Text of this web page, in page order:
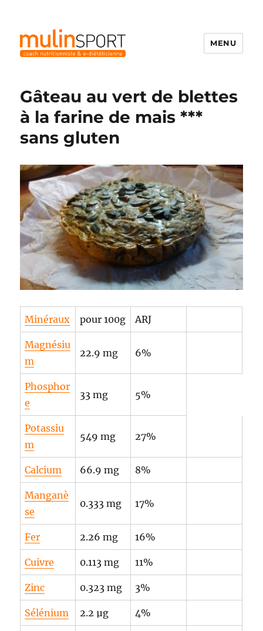
MENU
Gâteau au vert de blettes
à la farine de mais ***
sans gluten
Minéraux pour 100g ARJ
Magnésiu
m
22.9 mg 6%
Phosphor
e
33 mg 5%
Potassiu
m
549 mg 27%
Calcium 66.9 mg 8%
Manganè
se
0.333 mg 17%
Fer 2.26 mg 16%
Cuivre 0.113 mg 11%
Zinc 0.323 mg 3%
Sélénium 2.2 µg 4%